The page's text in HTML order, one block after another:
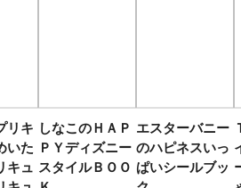
リキ
いた
キュ
しなこのＨＡＰ
ＰＹディズニー
スタイルＢＯＯ
エスターバニー
のハピネスいっ
ぱいシールブッ